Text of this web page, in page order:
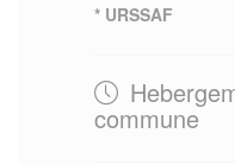
* URSSAF
commune